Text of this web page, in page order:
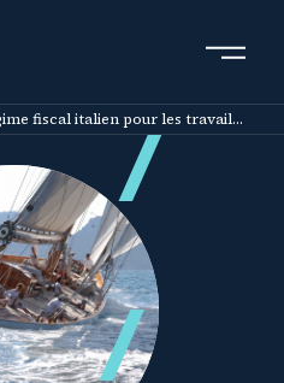
Le régime fiscal italien pour les travailleurs « impatriés » : une exonération de 50 % des revenus pour les nouveaux arrivants